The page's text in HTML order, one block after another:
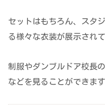
セットはもちろん、スタ
る様々な衣装が展示されて
制服やダンブルドア校長
などを見ることができます